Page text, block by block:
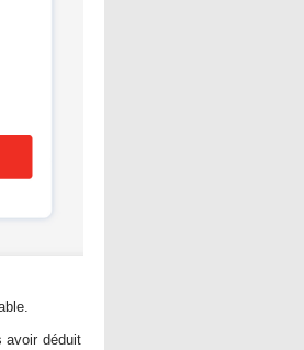
avoir déduit